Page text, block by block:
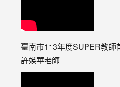
臺南市113年度SUPER教師
許媖華老師